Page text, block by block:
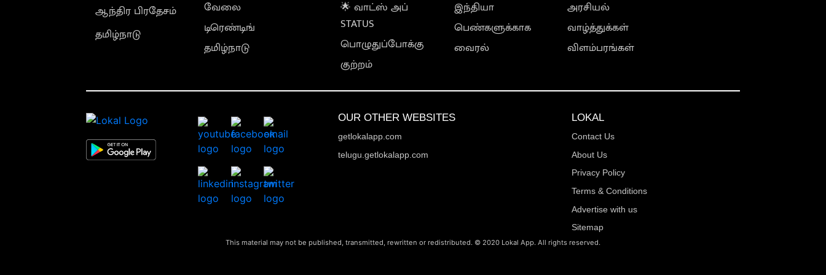
ஆந்திர பிரதேசம்
தமிழ்நாடு
வேலை
டிரெண்டிங்
தமிழ்நாடு
🌟 வாட்ஸ் அப்
STATUS
பொழுதுப்போக்கு
குற்றம்
இந்தியா
பெண்களுக்காக
வைரல்
அரசியல்
வாழ்த்துக்கள்
விளம்பரங்கள்
OUR OTHER WEBSITES
getlokalapp.com
telugu.getlokalapp.com
LOKAL
Contact Us
About Us
Privacy Policy
Terms & Conditions
Advertise with us
Sitemap
This material may not be published, transmitted, rewritten or redistributed. © 2020 Lokal App. All rights reserved.